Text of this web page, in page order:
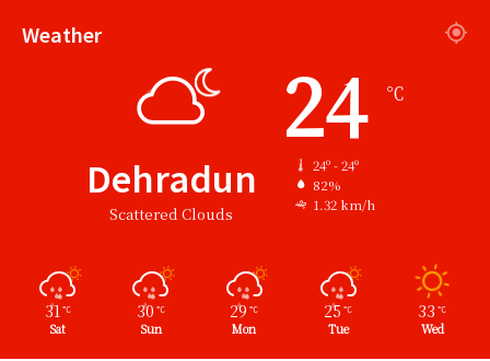
Weather
Dehradun
Scattered Clouds
24 ℃
24º - 24º
82%
1.32 km/h
31 ℃
Sat
30 ℃
Sun
29 ℃
Mon
25 ℃
Tue
33 ℃
Wed